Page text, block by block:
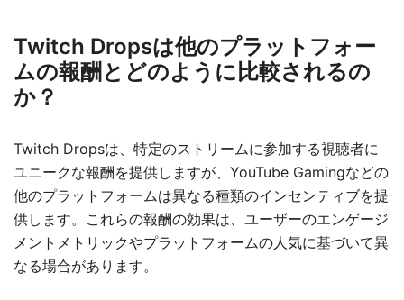
Twitch Dropsは他のプラットフォー
ムの報酬とどのように比較されるの
か？
Twitch Dropsは、特定のストリームに参加する視聴者に
ユニークな報酬を提供しますが、YouTube Gamingなどの
他のプラットフォームは異なる種類のインセンティブを提
供します。これらの報酬の効果は、ユーザーのエンゲージ
メントメトリックやプラットフォームの人気に基づいて異
なる場合があります。